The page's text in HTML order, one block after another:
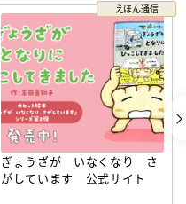
ぎょうざが いなくなり さ
がしています 公式サイト
えほん通信